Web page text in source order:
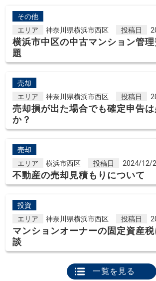
その他
エリア
神奈川県横浜市西区 投稿日
横浜市中区の中古マンション管
題
売却
エリア
神奈川県横浜市西区 投稿日
売却損が出た場合でも確定申告
か？
売却
エリア
横浜市西区 投稿日 2024/12/
不動産の売却見積もりについて
投資
エリア
神奈川県横浜市西区 投稿日
マンションオーナーの固定資産税
談
一覧を見る